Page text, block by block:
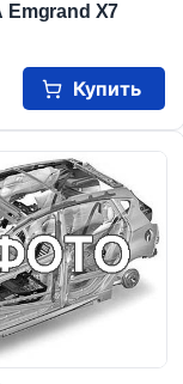
X7
Купить